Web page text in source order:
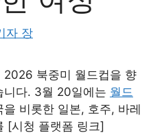
자 장
2026 북중미 월드컵을 향
니다. 3월 20일에는 월드
을 비롯한 일본, 호주, 바레
[시청 플랫폼 링크]